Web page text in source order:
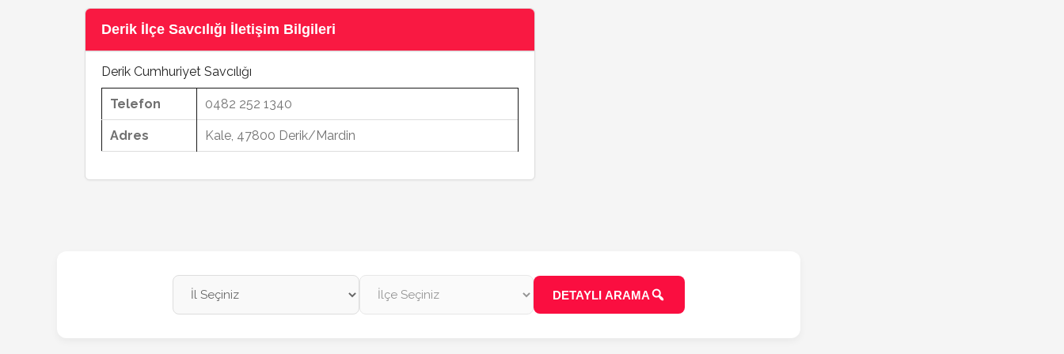
Derik İlçe Savcılığı İletişim Bilgileri
Derik Cumhuriyet Savcılığı
Telefon 0482 252 1340
Adres Kale, 47800 Derik/Mardin
DETAYLI ARAMA